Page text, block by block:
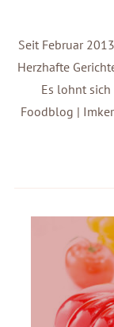
Seit Februar
Herzhafte
Es lohnt
Foodblog |